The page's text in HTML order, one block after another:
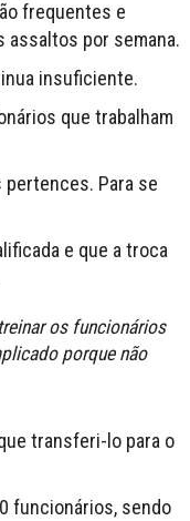
frequentes e
assaltos por semana.
insuficiente.
que trabalham
Para se
e que a troca
os funcionários
porque não
transferi-lo para o
funcionários, sendo